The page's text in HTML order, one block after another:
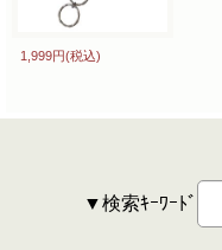
1,999円(税込)
▼検索ｷｰﾜｰﾄﾞ